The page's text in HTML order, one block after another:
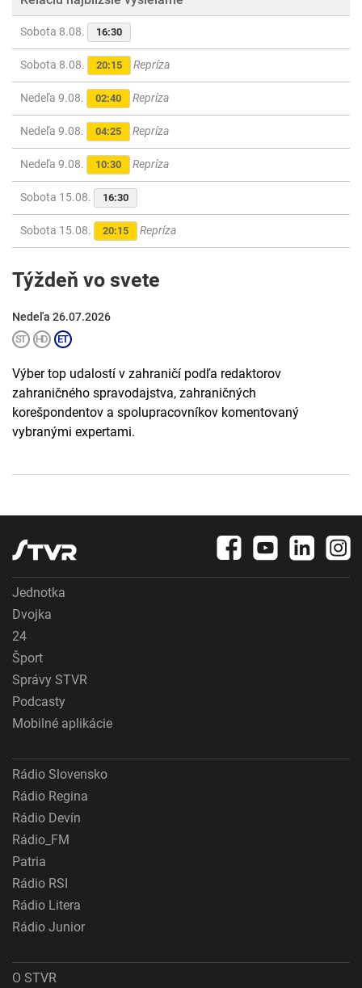
Sobota 8.08. 16:30
Sobota 8.08. 20:15 Repríza
Nedeľa 9.08. 02:40 Repríza
Nedeľa 9.08. 04:25 Repríza
Nedeľa 9.08. 10:30 Repríza
Sobota 15.08. 16:30
Sobota 15.08. 20:15 Repríza
Týždeň vo svete
Nedeľa 26.07.2026
Výber top udalostí v zahraničí podľa redaktorov
zahraničného spravodajstva, zahraničných
korešpondentov a spolupracovníkov komentovaný
vybranými expertami.
Jednotka
Dvojka
24
Šport
Správy STVR
Podcasty
Mobilné aplikácie
Rádio Slovensko
Rádio Regina
Rádio Devín
Rádio_FM
Patria
Rádio RSI
Rádio Litera
Rádio Junior
O STVR